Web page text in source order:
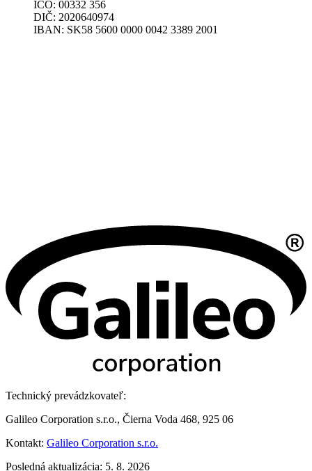
IČO: 00332 356
DIČ: 2020640974
IBAN: SK58 5600 0000 0042 3389 2001
Technický prevádzkovateľ:
Galileo Corporation s.r.o., Čierna Voda 468, 925 06
Kontakt: Galileo Corporation s.r.o.
Posledná aktualizácia: 5. 8. 2026